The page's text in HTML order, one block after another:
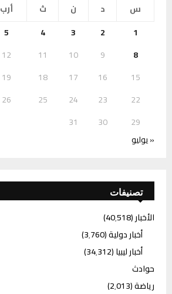
س
د ن ث أرب
1
2
3
4
5
8
9
10
11
12
15
16
17
18
19
22
23
24
25
26
29
30
31
« يوليو
تصنيفات
الأخبار(40٬518)
أخبار دولية(3٬760)
أخبار ليبيا(34٬312)
حوادث
رياضة(2٬013)